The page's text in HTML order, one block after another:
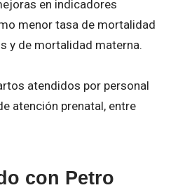
en indicadores
menor tasa de mortalidad
y de mortalidad materna.
atendidos por personal
atención prenatal, entre
con Petro